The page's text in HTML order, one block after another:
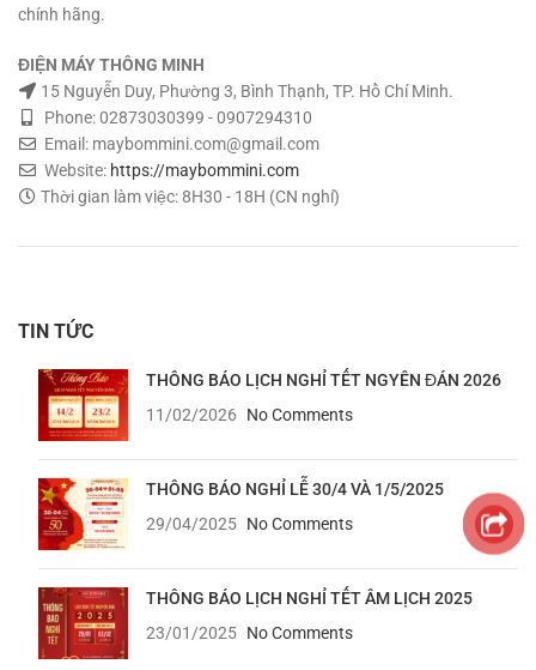
chính hãng.
ĐIỆN MÁY THÔNG MINH
15 Nguyễn Duy, Phường 3, Bình Thạnh, TP. Hồ Chí Minh.
Phone: 02873030399 - 0907294310
Email: maybommini.com@gmail.com
Website: https://maybommini.com
Thời gian làm việc: 8H30 - 18H (CN nghỉ)
TIN TỨC
THÔNG BÁO LỊCH NGHỈ TẾT NGYÊN ĐÁN 2026
11/02/2026
No Comments
THÔNG BÁO NGHỈ LỄ 30/4 VÀ 1/5/2025
29/04/2025 No Comments
THÔNG BÁO LỊCH NGHỈ TẾT ÂM LỊCH 2025
23/01/2025 No Comments